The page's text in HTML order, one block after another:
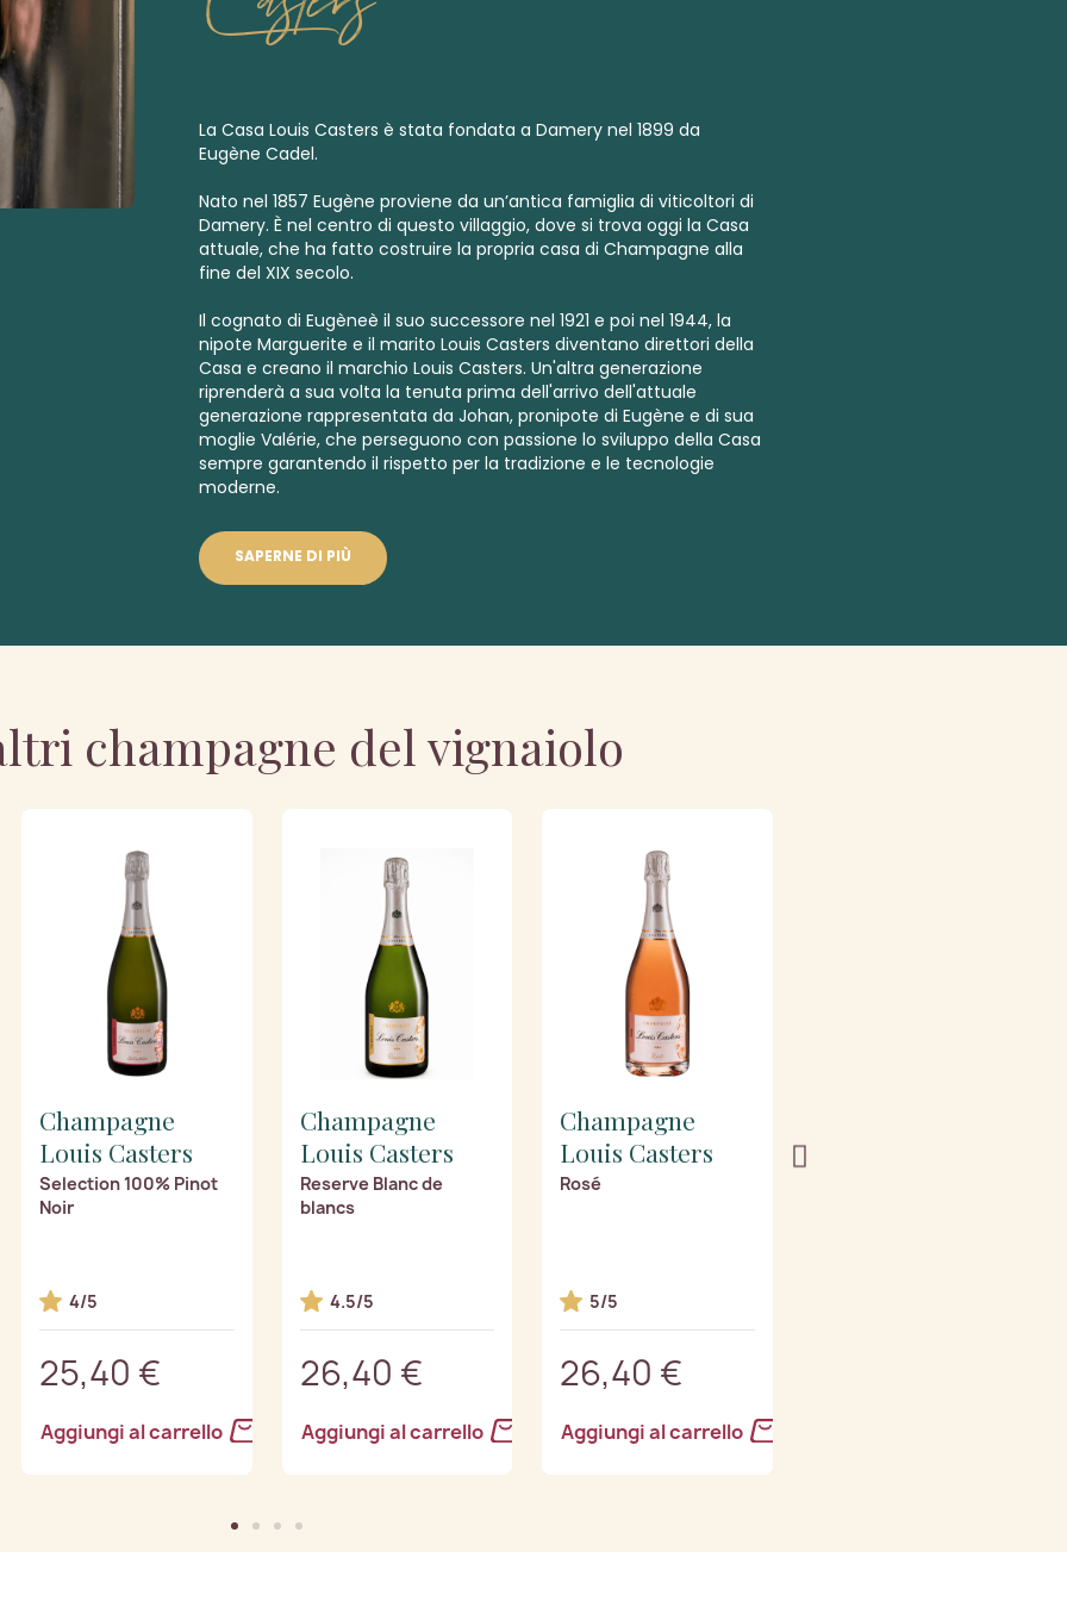
La Casa Louis Casters è stata fondata a Damery nel 1899 da
Eugène Cadel.
Nato nel 1857 Eugène proviene da un’antica famiglia di viticoltori di
Damery. È nel centro di questo villaggio, dove si trova oggi la Casa
attuale, che ha fatto costruire la propria casa di Champagne alla
fine del XIX secolo.
Il cognato di Eugèneè il suo successore nel 1921 e poi nel 1944, la
nipote Marguerite e il marito Louis Casters diventano direttori della
Casa e creano il marchio Louis Casters. Un'altra generazione
riprenderà a sua volta la tenuta prima dell'arrivo dell'attuale
generazione rappresentata da Johan, pronipote di Eugène e di sua
moglie Valérie, che perseguono con passione lo sviluppo della Casa
sempre garantendo il rispetto per la tradizione e le tecnologie
moderne.
SAPERNE DI PIÙ
champagne del vignaiolo
Champagne
Louis Casters
Selection 100% Pinot
Noir
4/5
25,40 €
Aggiungi al carrello
Champagne
Louis Casters
Reserve Blanc de
blancs
4.5/5
26,40 €
Aggiungi al carrello
Champagne
Louis Casters
Rosé
5/5
26,40 €
Aggiungi al carrello